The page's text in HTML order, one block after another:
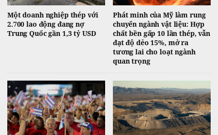
Một doanh nghiệp thép với
2.700 lao động đang nợ
Trung Quốc gần 1,3 tỷ USD
Phát minh của Mỹ làm rung
chuyển ngành vật liệu: Hợp
chất bền gấp 10 lần thép, vẫn
đạt độ dẻo 15%, mở ra
tương lai cho loạt ngành
quan trọng